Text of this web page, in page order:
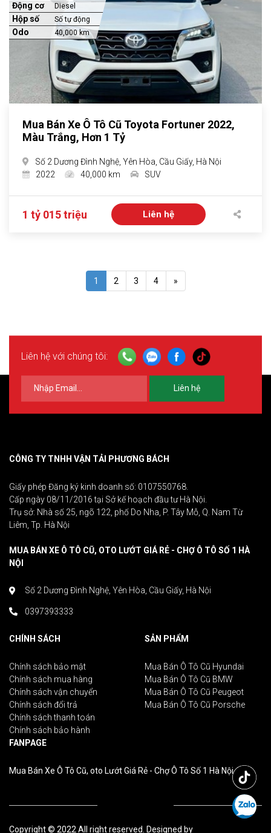
Động cơ Diesel
Hộp số Số tự động
Odo 40,000 km
Mua Bán Xe Ô Tô Cũ Toyota Fortuner 2022,
Màu Trắng, Hơn 1 Tỷ
Số 2 Dương Đình Nghệ, Yên Hòa, Cầu Giấy, Hà Nội
2022
40,000 km SUV
1 tỷ 015 triệu Liên hệ
1 2 3 4 »
Liên hệ với chúng tôi:
Liên hệ
CÔNG TY TNHH VẬN TẢI PHƯƠNG BÁCH
Giấy phép Đăng ký kinh doanh số: 0107550768.
Cấp ngày 08/11/2016 tại Sở kế hoạch đầu tư Hà Nội.
Trụ sở: Nhà số 25, ngõ 122, phố Do Nha, P. Tây Mỗ, Q. Nam Từ
Liêm, Tp. Hà Nội
MUA BÁN XE Ô TÔ CŨ, OTO LƯỚT GIÁ RẺ - CHỢ Ô TÔ SỐ 1 HÀ
NỘI
Số 2 Dương Đình Nghệ, Yên Hòa, Cầu Giấy, Hà Nội
0397393333
CHÍNH SÁCH
Chính sách bảo mật
Chính sách mua hàng
Chính sách vận chuyển
Chính sách đổi trả
Chính sách thanh toán
Chính sách bảo hành
SẢN PHẨM
Mua Bán Ô Tô Cũ Hyundai
Mua Bán Ô Tô Cũ BMW
Mua Bán Ô Tô Cũ Peugeot
Mua Bán Ô Tô Cũ Porsche
FANPAGE
Mua Bán Xe Ô Tô Cũ, oto Lướt Giá Rẻ - Chợ Ô Tô Số 1 Hà Nội
Copyright © 2022 All right reserved. Designed by